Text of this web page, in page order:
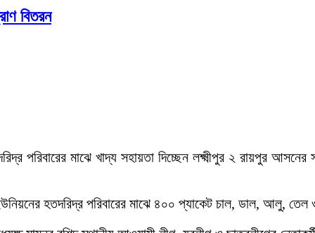
বিতরন
পরিবারের মাঝে খাদ্য সহায়তা দিচ্ছেন লক্ষ্মীপুর ২ রায়পুর
হতদরিদ্র পরিবারের মাঝে ৪০০ প্যাকেট চাল, ডাল, আলু, তেল